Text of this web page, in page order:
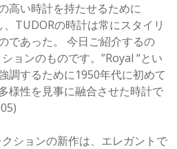
高い時計を持たせるために
TUDORの時計は常にスタイリ
であった。 今日ご紹介するの
ョンのものです。”Royal “とい
調するために1950年代に初めて
様性を見事に融合させた時計で
ションの新作は、エレガントで